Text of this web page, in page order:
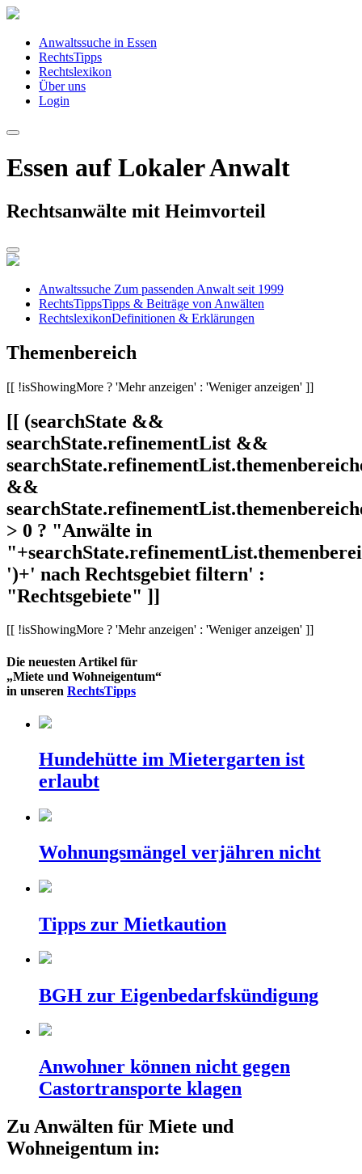
Anwaltssuche in Essen
RechtsTipps
Rechtslexikon
Über uns
Login
Essen auf Lokaler Anwalt
Rechtsanwälte mit Heimvorteil
Anwaltssuche Zum passenden Anwalt seit 1999
RechtsTippsTipps & Beiträge von Anwälten
RechtslexikonDefinitionen & Erklärungen
Themenbereich
[[ !isShowingMore ? 'Mehr anzeigen' : 'Weniger anzeigen' ]]
[[ (searchState &&
searchState.refinementList &&
&&
> 0 ? "Anwälte in
')+' nach Rechtsgebiet filtern' :
"Rechtsgebiete" ]]
[[ !isShowingMore ? 'Mehr anzeigen' : 'Weniger anzeigen' ]]
Die neuesten Artikel für
„Miete und Wohneigentum“
in unseren RechtsTipps
Hundehütte im Mietergarten ist
erlaubt
Wohnungsmängel verjähren nicht
Tipps zur Mietkaution
BGH zur Eigenbedarfskündigung
Anwohner können nicht gegen
Castortransporte klagen
Zu Anwälten für Miete und
Wohneigentum in: